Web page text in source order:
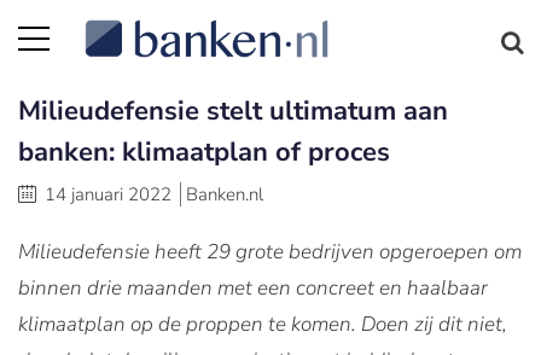
Milieudefensie stelt ultimatum aan
banken: klimaatplan of proces
14 januari 2022 Banken.nl
Milieudefensie heeft 29 grote bedrijven opgeroepen om
binnen drie maanden met een concreet en haalbaar
klimaatplan op de proppen te komen. Doen zij dit niet,